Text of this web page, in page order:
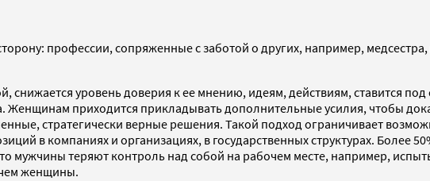
профессии, сопряженные с заботой о других, например, медсестра,
уровень доверия к ее мнению, идеям, действиям, ставится
Женщинам приходится прикладывать дополнительные усилия, чтобы
стратегически верные решения. Такой подход ограничивает
в компаниях и организациях, в государственных структурах. Более
мужчины теряют контроль над собой на рабочем месте, например,
чем женщины.